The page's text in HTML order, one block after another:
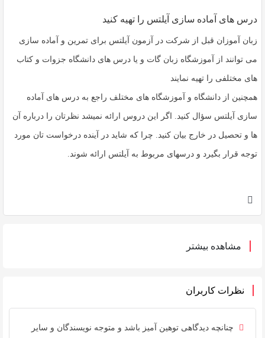
درس های آماده سازی آیلتس را تهیه کنید
زبان آموزان قبل از شرکت در آزمون آیلتس برای تمرین و آماده سازی
می توانند از آموزشگاه زبان گات و یا درس های دانشگاه جزوات و کتاب
های مختلفی را تهیه نمایند
همچنین از دانشگاه و آموزشگاه های مختلف راجع به درس های آماده
سازی آیلتس سؤال کنید. اگر این دروس ارائه نمیشد نظرتان را درباره آن
ها و تحصیل در خارج بیان کنید. چرا که شاید در آینده درخواست تان مورد
توجه قرار بگیرد و درسهای مربوط به آیلتس ارائه شوند.
مشاهده بیشتر
نظرات کاربران
چنانچه دیدگاهی توهین آمیز باشد و متوجه نویسندگان و سایر